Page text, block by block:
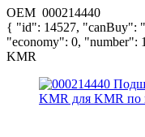
OEM 000214440
{ "id": 14527, "canBuy":
"economy": 0, "number":
KMR